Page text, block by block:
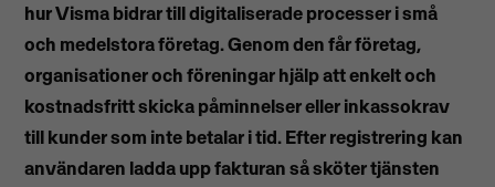
hur Visma bidrar till digitaliserade processer i små
och medelstora företag. Genom den får företag,
organisationer och föreningar hjälp att enkelt och
kostnadsfritt skicka påminnelser eller inkassokrav
till kunder som inte betalar i tid. Efter registrering kan
användaren ladda upp fakturan så sköter tjänsten